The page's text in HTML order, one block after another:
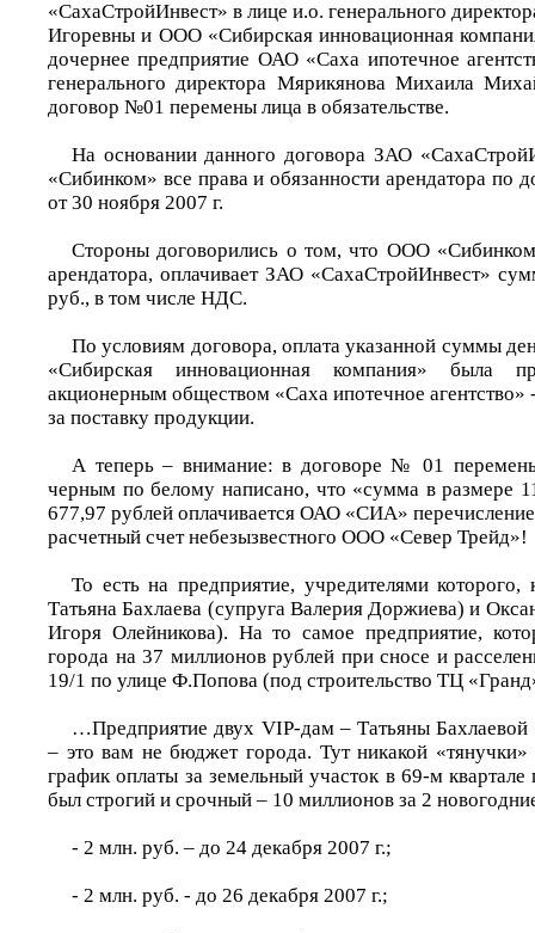
«СахаСтройИнвест» в лице и.о. генерального
Игоревны и ООО «Сибирская инновационная
дочернее предприятие ОАО «Саха ипотечное
генерального директора Мярикянова Михаила
договор №01 перемены лица в обязательстве.
На основании данного договора ЗАО
«Сибинком» все права и обязанности арендатора по
от 30 ноября 2007 г.
Стороны договорились о том, что ООО
арендатора, оплачивает ЗАО «СахаСтройИнвест»
руб., в том числе НДС.
По условиям договора, оплата указанной суммы
«Сибирская инновационная компания» была
акционерным обществом «Саха ипотечное агентство»
за поставку продукции.
А теперь – внимание: в договоре № 01 перемены
черным по белому написано, что «сумма в размере
677,97 рублей оплачивается ОАО «СИА»
расчетный счет небезызвестного ООО «Север Трейд»!
То есть на предприятие, учредителями которого,
Татьяна Бахлаева (супруга Валерия Доржиева) и
Игоря Олейникова). На то самое предприятие,
города на 37 миллионов рублей при сносе и
19/1 по улице Ф.Попова (под строительство ТЦ
…Предприятие двух VIP-дам – Татьяны
– это вам не бюджет города. Тут никакой
график оплаты за земельный участок в 69-м
был строгий и срочный – 10 миллионов за 2
- 2 млн. руб. – до 24 декабря 2007 г.;
- 2 млн. руб. - до 26 декабря 2007 г.;